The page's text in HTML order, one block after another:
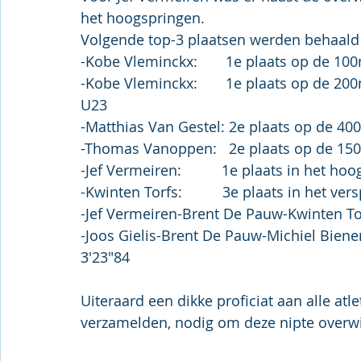
het hoogspringen.
Volgende top-3 plaatsen werden
-Kobe Vleminckx:       1e plaats op de
-Kobe Vleminckx:       1e plaats op de
U23
-Matthias Van Gestel: 2e plaats op de
-Thomas Vanoppen:   2e plaats op de
-Jef Vermeiren:          1e plaats in het
-Kwinten Torfs:          3e plaats in het
-Jef Vermeiren-Brent De Pauw-Kwinten
-Joos Gielis-Brent De Pauw-Michiel
3'23"84
Uiteraard een dikke proficiat aan alle
verzamelden, nodig om deze nipte